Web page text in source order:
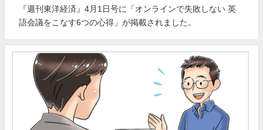
『週刊東洋経済』4月1日号に「オンラインで失敗しない 英
語会議をこなす6つの心得」が掲載されました。